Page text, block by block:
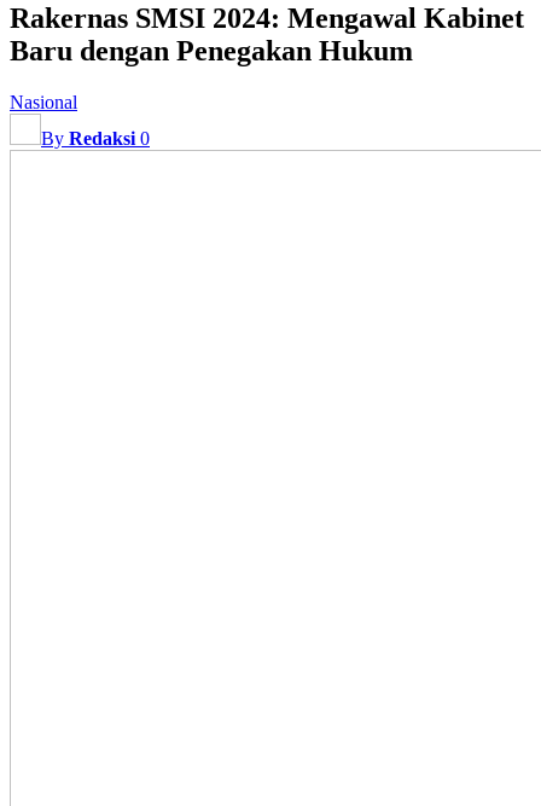
Rakernas SMSI 2024: Mengawal Kabinet
Baru dengan Penegakan Hukum
Nasional
By Redaksi 0